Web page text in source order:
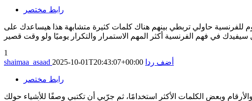
رابط مختصر
حاولي تربطي بينهم هناك كلمات كثيرة متشابهة هذا هيساعدك على
في فهم الفرنسية أكثر المهم الاستمرار والتكرار يوميًا ولو وقت قصير
1
shaimaa_asaad 2025-10-01T20:43:07+00:00 أضف ردا
رابط مختصر
وبعض الكلمات الأكثر استخدامًا، ثم جرّبي أن تكتبي وصفًا للأشياء حولك